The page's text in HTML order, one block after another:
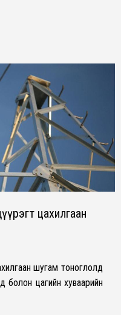
цахилгаан
шугам тоноглолд
болон цагийн хуваарийн